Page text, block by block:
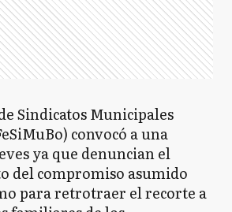
Sindicatos Municipales
convocó a una
ya que denuncian el
del compromiso asumido
para retrotraer el recorte a